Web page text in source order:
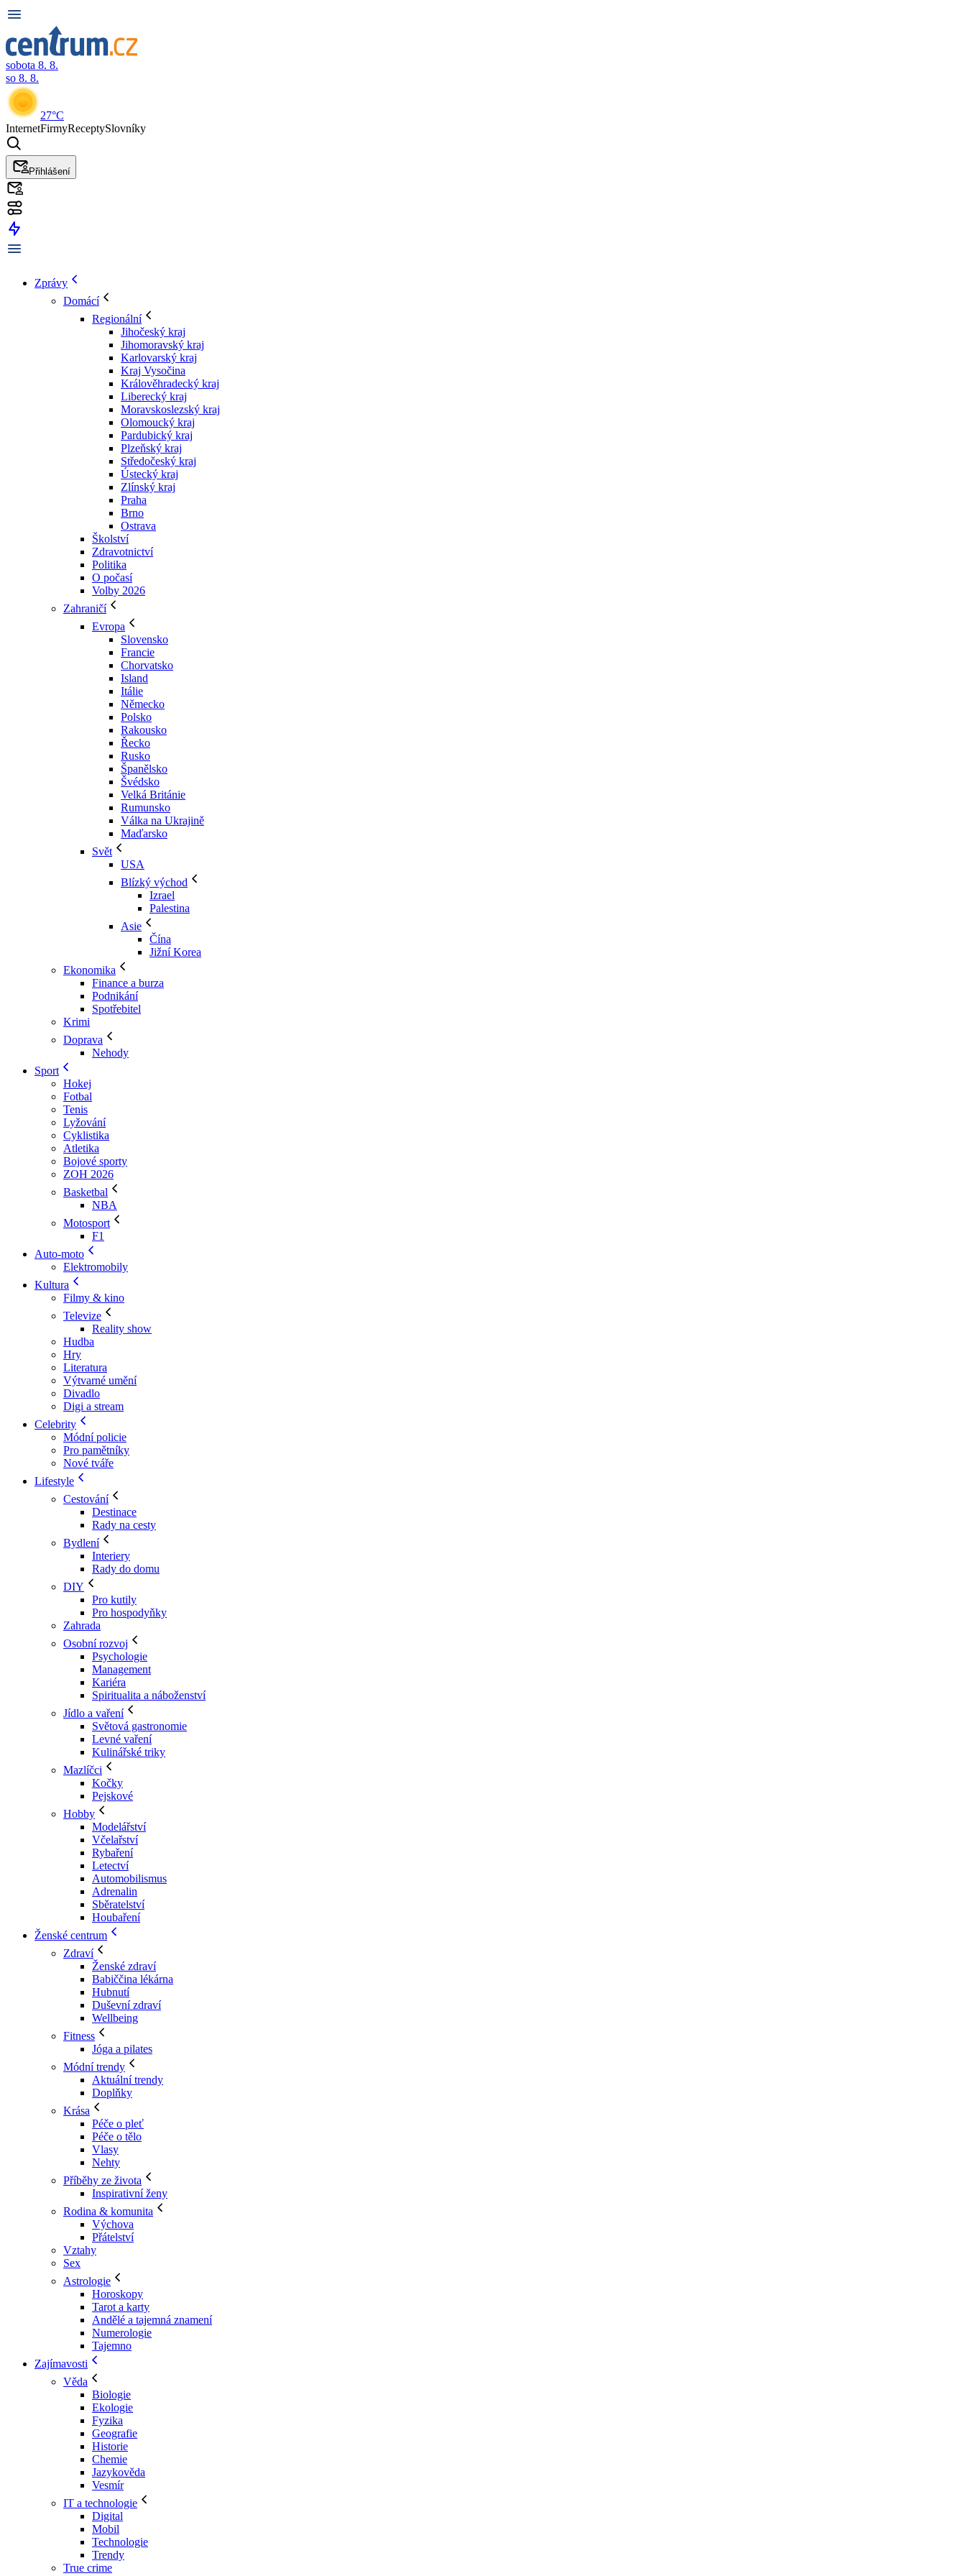
sobota 8. 8.
so 8. 8.
27°C
InternetFirmyReceptySlovníky
Přihlášení
Zprávy
Domácí
Regionální
Jihočeský kraj
Jihomoravský kraj
Karlovarský kraj
Kraj Vysočina
Králověhradecký kraj
Liberecký kraj
Moravskoslezský kraj
Olomoucký kraj
Pardubický kraj
Plzeňský kraj
Středočeský kraj
Ústecký kraj
Zlínský kraj
Praha
Brno
Ostrava
Školství
Zdravotnictví
Politika
O počasí
Volby 2026
Zahraničí
Evropa
Slovensko
Francie
Chorvatsko
Island
Itálie
Německo
Polsko
Rakousko
Řecko
Rusko
Španělsko
Švédsko
Velká Británie
Rumunsko
Válka na Ukrajině
Maďarsko
Svět
USA
Blízký východ
Izrael
Palestina
Asie
Čína
Jižní Korea
Ekonomika
Finance a burza
Podnikání
Spotřebitel
Krimi
Doprava
Nehody
Sport
Hokej
Fotbal
Tenis
Lyžování
Cyklistika
Atletika
Bojové sporty
ZOH 2026
Basketbal
NBA
Motosport
F1
Auto-moto
Elektromobily
Kultura
Filmy & kino
Televize
Reality show
Hudba
Hry
Literatura
Výtvarné umění
Divadlo
Digi a stream
Celebrity
Módní policie
Pro pamětníky
Nové tváře
Lifestyle
Cestování
Destinace
Rady na cesty
Bydlení
Interiery
Rady do domu
DIY
Pro kutily
Pro hospodyňky
Zahrada
Osobní rozvoj
Psychologie
Management
Kariéra
Spiritualita a náboženství
Jídlo a vaření
Světová gastronomie
Levné vaření
Kulinářské triky
Mazlíčci
Kočky
Pejskové
Hobby
Modelářství
Včelařství
Rybaření
Letectví
Automobilismus
Adrenalin
Sběratelství
Houbaření
Ženské centrum
Zdraví
Ženské zdraví
Babiččina lékárna
Hubnutí
Duševní zdraví
Wellbeing
Fitness
Jóga a pilates
Módní trendy
Aktuální trendy
Doplňky
Krása
Péče o pleť
Péče o tělo
Vlasy
Nehty
Příběhy ze života
Inspirativní ženy
Rodina & komunita
Výchova
Přátelství
Vztahy
Sex
Astrologie
Horoskopy
Tarot a karty
Andělé a tajemná znamení
Numerologie
Tajemno
Zajímavosti
Věda
Biologie
Ekologie
Fyzika
Geografie
Historie
Chemie
Jazykověda
Vesmír
IT a technologie
Digital
Mobil
Technologie
Trendy
True crime